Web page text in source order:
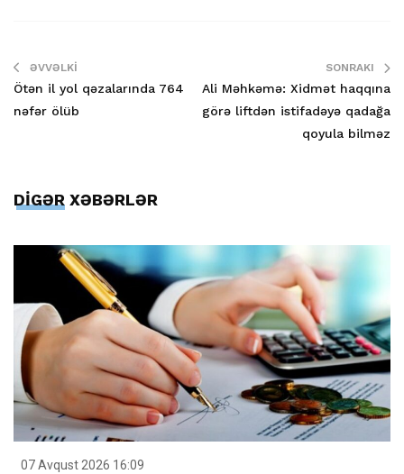
ƏVVƏLKI
Ötən il yol qəzalarında 764
nəfər ölüb
SONRAKI
Ali Məhkəmə: Xidmət haqqına
görə liftdən istifadəyə qadağa
qoyula bilməz
DİGƏR XƏBƏRLƏR
07 Avqust 2026 16:09